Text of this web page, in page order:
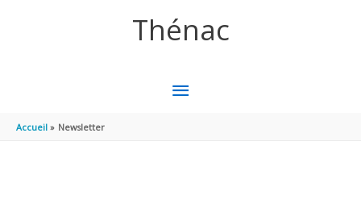
Thénac
MENU
Accueil Newsletter